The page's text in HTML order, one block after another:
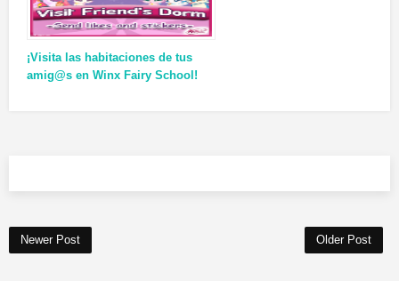
¡Visita las habitaciones de tus
amig@s en Winx Fairy School!
Newer Post Older Post